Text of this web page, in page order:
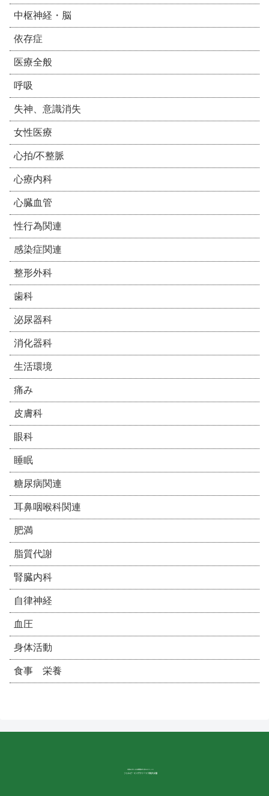
中枢神経・脳
依存症
医療全般
呼吸
失神、意識消失
女性医療
心拍/不整脈
心療内科
心臓血管
性行為関連
感染症関連
整形外科
歯科
泌尿器科
消化器科
生活環境
痛み
皮膚科
眼科
睡眠
糖尿病関連
耳鼻咽喉科関連
肥満
脂質代謝
腎臓内科
自律神経
血圧
身体活動
食事 栄養